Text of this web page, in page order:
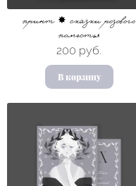
принт ✸ сказки розового
поместья
200 руб.
В корзину